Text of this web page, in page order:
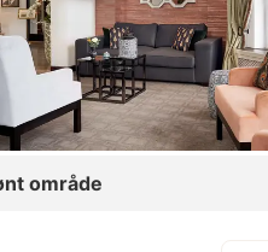
område